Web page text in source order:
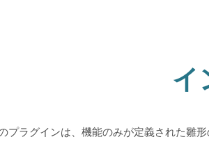
イ
プラグインは、機能のみが定義された雛